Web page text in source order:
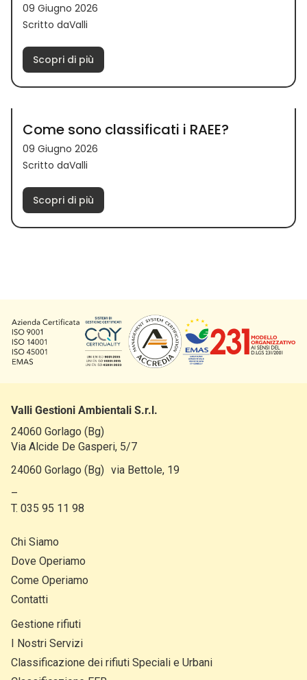
09 Giugno 2026
Scritto daValli
Scopri di più
Come sono classificati i RAEE?
09 Giugno 2026
Scritto daValli
Scopri di più
Valli Gestioni Ambientali S.r.l.
24060 Gorlago (Bg)
Via Alcide De Gasperi, 5/7
24060 Gorlago (Bg) via Bettole, 19
–
T. 035 95 11 98
Chi Siamo
Dove Operiamo
Come Operiamo
Contatti
Gestione rifiuti
I Nostri Servizi
Classificazione dei rifiuti Speciali e Urbani